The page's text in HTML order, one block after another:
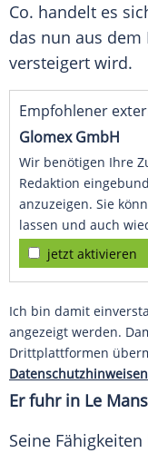
Co. handelt es
das nun aus dem
versteigert wird.
Empfohlener
Glomex GmbH
Wir benötigen Ihre
Redaktion
anzuzeigen. Sie
lassen und auch
jetzt aktivieren
Ich bin damit
angezeigt werden.
Drittplattformen
Er fuhr in Le Mans
Seine